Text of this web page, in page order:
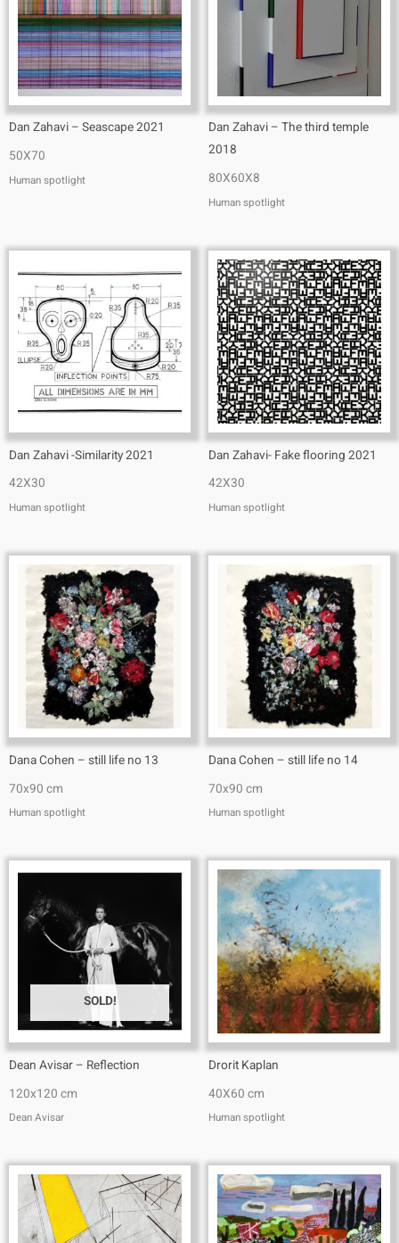
Dan Zahavi – Seascape 2021
50X70
Human spotlight
Dan Zahavi – The third temple
2018
80X60X8
Human spotlight
Dan Zahavi -Similarity 2021
42X30
Human spotlight
Dan Zahavi- Fake flooring 2021
42X30
Human spotlight
Dana Cohen – still life no 13
70x90 cm
Human spotlight
Dana Cohen – still life no 14
70x90 cm
Human spotlight
SOLD!
Dean Avisar – Reflection
120x120 cm
Dean Avisar
Drorit Kaplan
40X60 cm
Human spotlight